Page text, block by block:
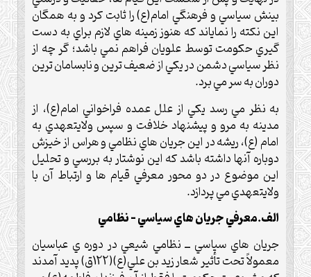
بينش سياسي و فرهنگي امام(ع) را ثابت کرد و به همگان
اين نکته را نماياند که هنوز زمينه هاي لازم براي به دست
گيري حکومت توسط علويان فراهم نمي باشد؛ گر چه از
نظر سياسي دشمن در يکي از ضعيف ترين و نابسامان ترين
دوران به سر مي برد.
به نظر مي رسد يکي از علل عمده فراخواني امام(ع)، از
مدينه به مرو و پيشنهاد خلافت و سپس ولايتعهدي به
امام (ع)، ريشه در اين جريان هاي نظامي و هراس از خيزش
دوباره آنها داشته باشد که اين نوشتار به بررسي و تحليل
اين موضوع در دو محور معرفي قيام ها و ارتباط آن با
ولايتعهدي مي پردازد.
الف.معرفي جريان هاي سياسي – نظامي
جريان هاي سياسي ــ نظامي شيعي در دوره ي عباسيان
معمولاً تحت تأثير شعار زيد بن علي(ع)(122ق) پديد آمدند